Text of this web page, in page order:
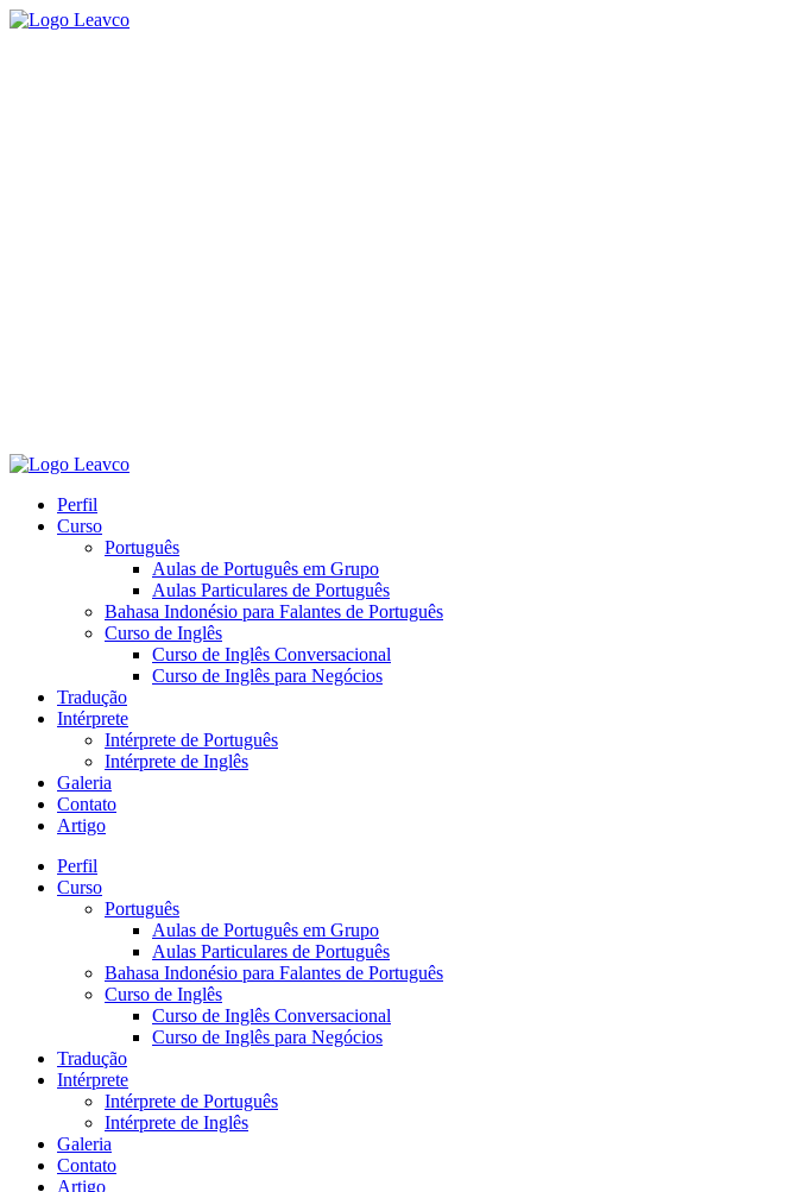
Pular
Perfil
Curso
Português
Aulas de Português em Grupo
Aulas Particulares de Português
Bahasa Indonésio para Falantes de Português
Curso de Inglês
Curso de Inglês Conversacional
Curso de Inglês para Negócios
Tradução
Intérprete
Intérprete de Português
Intérprete de Inglês
Galeria
Contato
Artigo
Perfil
Curso
Português
Aulas de Português em Grupo
Aulas Particulares de Português
Bahasa Indonésio para Falantes de Português
Curso de Inglês
Curso de Inglês Conversacional
Curso de Inglês para Negócios
Tradução
Intérprete
Intérprete de Português
Intérprete de Inglês
Galeria
Contato
Artigo